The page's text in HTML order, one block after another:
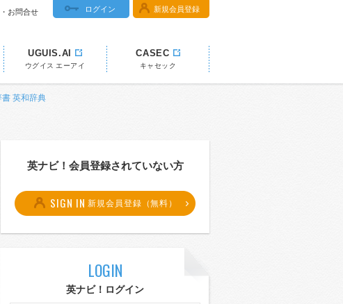
お問合せ ログイン 新規会員登録
UGUIS.AI
ウグイス エーアイ
CASEC
キャセック
書 英和辞典
英ナビ！会員登録されていない方
SIGN IN 新規会員登録（無料）
LOGIN
英ナビ！ログイン